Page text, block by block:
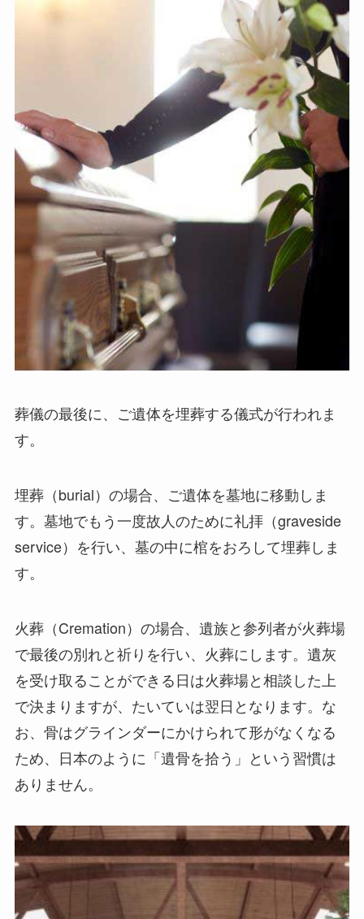
葬儀の最後に、ご遺体を埋葬する儀式が行われま
す。
埋葬（burial）の場合、ご遺体を墓地に移動しま
す。墓地でもう一度故人のために礼拝（graveside
service）を行い、墓の中に棺をおろして埋葬しま
す。
火葬（Cremation）の場合、遺族と参列者が火葬場
で最後の別れと祈りを行い、火葬にします。遺灰
を受け取ることができる日は火葬場と相談した上
で決まりますが、たいていは翌日となります。な
お、骨はグラインダーにかけられて形がなくなる
ため、日本のように「遺骨を拾う」という習慣は
ありません。